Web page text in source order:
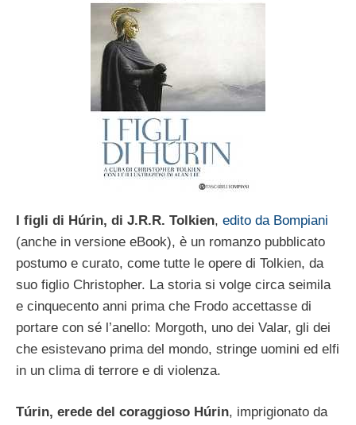
I figli di Húrin, di J.R.R. Tolkien, edito da Bompiani
(anche in versione eBook), è un romanzo pubblicato
postumo e curato, come tutte le opere di Tolkien, da
suo figlio Christopher. La storia si volge circa seimila
e cinquecento anni prima che Frodo accettasse di
portare con sé l’anello: Morgoth, uno dei Valar, gli dei
che esistevano prima del mondo, stringe uomini ed elfi
in un clima di terrore e di violenza.
Túrin, erede del coraggioso Húrin, imprigionato da